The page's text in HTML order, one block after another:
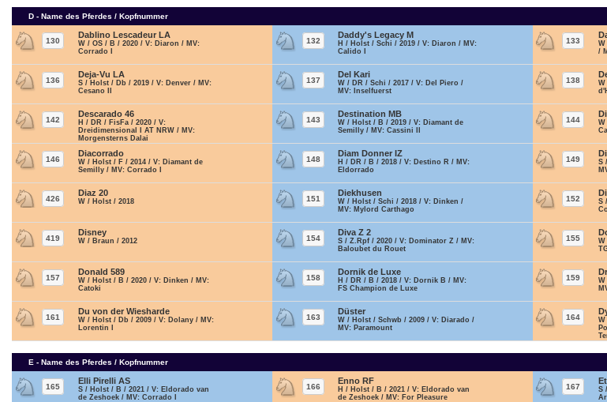
D - Name des Pferdes / Kopfnummer
130
Dablino Lescadeur LA
W / OS / B / 2020 / V: Diaron / MV:
Corrado I
132
Daddy's Legacy M
H / Holst / Schi / 2019 / V: Diaron / MV:
Calido I
133
W
/
136
Deja-Vu LA
S / Holst / Db / 2019 / V: Denver / MV:
Cesano II
137
Del Kari
W / DR / Schi / 2017 / V: Del Piero /
MV: Inselfuerst
138
W
142
Descarado 46
H / DR / FisFa / 2020 / V:
Dreidimensional I AT NRW / MV:
Morgensterns Dalai
143
Destination MB
W / Holst / B / 2019 / V: Diamant de
Semilly / MV: Cassini II
144
W
146
Diacorrado
W / Holst / F / 2014 / V: Diamant de
Semilly / MV: Corrado I
148
Diam Donner IZ
H / DR / B / 2018 / V: Destino R / MV:
Eldorrado
149
S
426
Diaz 20
W / Holst / 2018 151
Diekhusen
W / Holst / Schi / 2018 / V: Dinken /
MV: Mylord Carthago
152
S
419
Disney
W / Braun / 2012 154
Diva Z 2
S / Z.Rpf / 2020 / V: Dominator Z / MV:
Baloubet du Rouet
155
W
157
Donald 589
W / Holst / B / 2020 / V: Dinken / MV:
Catoki
158
Dornik de Luxe
H / DR / B / 2018 / V: Dornik B / MV:
FS Champion de Luxe
159
W
161
Du von der Wiesharde
W / Holst / Db / 2009 / V: Dolany / MV:
Lorentin I
163
Düster
W / Holst / Schwb / 2009 / V: Diarado /
MV: Paramount
164
W
E - Name des Pferdes / Kopfnummer
165
Elli Pirelli AS
S / Holst / B / 2021 / V: Eldorado van
de Zeshoek / MV: Corrado I
166
Enno RF
H / Holst / B / 2021 / V: Eldorado van
de Zeshoek / MV: For Pleasure
167
S